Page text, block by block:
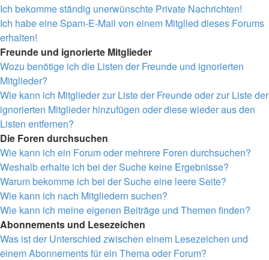
Ich bekomme ständig unerwünschte Private Nachrichten!
Ich habe eine Spam-E-Mail von einem Mitglied dieses Forums
erhalten!
Freunde und ignorierte Mitglieder
Wozu benötige ich die Listen der Freunde und ignorierten
Mitglieder?
Wie kann ich Mitglieder zur Liste der Freunde oder zur Liste der
ignorierten Mitglieder hinzufügen oder diese wieder aus den
Listen entfernen?
Die Foren durchsuchen
Wie kann ich ein Forum oder mehrere Foren durchsuchen?
Weshalb erhalte ich bei der Suche keine Ergebnisse?
Warum bekomme ich bei der Suche eine leere Seite?
Wie kann ich nach Mitgliedern suchen?
Wie kann ich meine eigenen Beiträge und Themen finden?
Abonnements und Lesezeichen
Was ist der Unterschied zwischen einem Lesezeichen und
einem Abonnements für ein Thema oder Forum?